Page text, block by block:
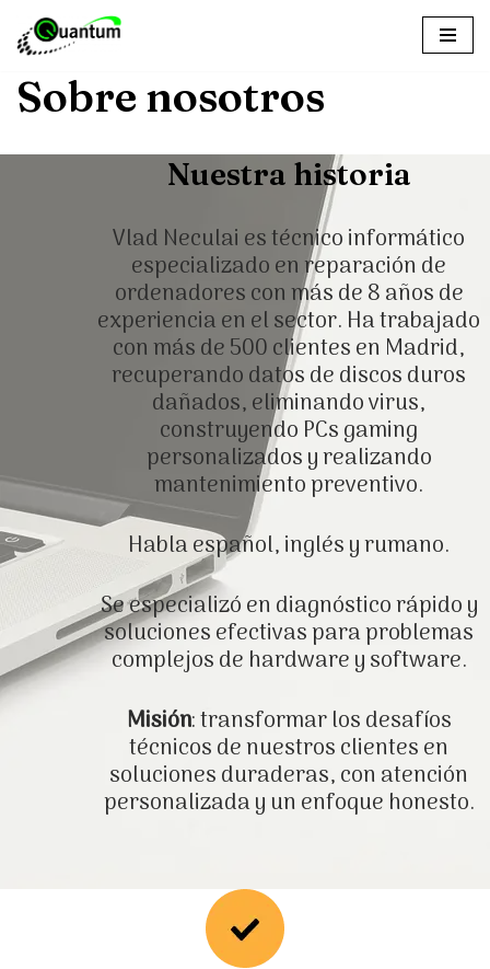
Saltar
al
contenido
Sobre nosotros
Nuestra historia
Vlad Neculai es técnico informático
especializado en reparación de
ordenadores con más de 8 años de
experiencia en el sector. Ha trabajado
con más de 500 clientes en Madrid,
recuperando datos de discos duros
dañados, eliminando virus,
construyendo PCs gaming
personalizados y realizando
mantenimiento preventivo.
Habla español, inglés y rumano.
Se especializó en diagnóstico rápido y
soluciones efectivas para problemas
complejos de hardware y software.
Misión: transformar los desafíos
técnicos de nuestros clientes en
soluciones duraderas, con atención
personalizada y un enfoque honesto.